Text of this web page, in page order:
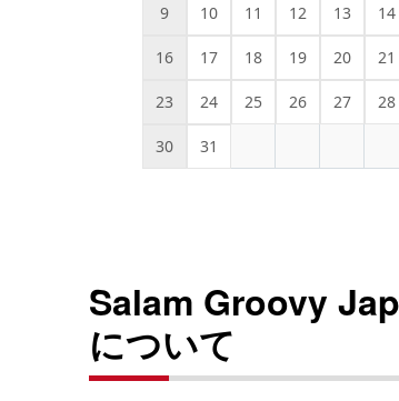
9 10 11 12 13 14
16 17 18 19 20 21
23 24 25 26 27 28
30 31
Salam Groovy
について